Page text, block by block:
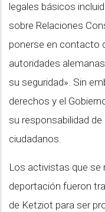
legales básicos
sobre Relaciones
ponerse en contacto
autoridades
su seguridad». Sin
derechos y el
su responsabilidad
ciudadanos.
Los activistas que se
deportación fueron
de Ketziot para ser